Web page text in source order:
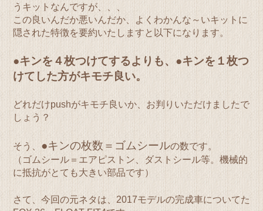
うキットなんですが、、、
この良いんだか悪いんだか、よくわかんな～いキットに
隠された特徴を要約いたしますと以下になります。
●キンを４枚つけてするよりも、●キンを１枚つ
けてした方がキモチ良い。
どれだけpushがキモチ良いか、お判りいただけましたで
しょう？
そう、 ●キンの枚数＝ゴムシールの数です。
（ゴムシール＝エアピストン、ダストシール等。機械的
に抵抗がとても大きい部品です）
さて、今回の元ネタは、2017モデルの完成車についてた